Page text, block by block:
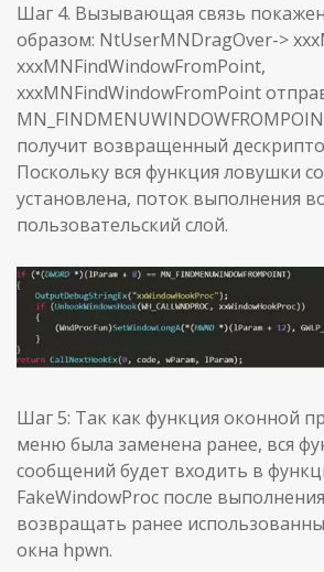
Шаг 4. Вызывающая связь
образом: NtUserMNDragOver->
xxxMNFindWindowFromPoint,
xxxMNFindWindowFromPoint
получит возвращенный
Поскольку вся функция ловушки
установлена, поток выполнения
пользовательский слой.
Шаг 5: Так как функция оконной
меню была заменена ранее, вся
сообщений будет входить в
FakeWindowProc после
возвращать ранее
окна hpwn.